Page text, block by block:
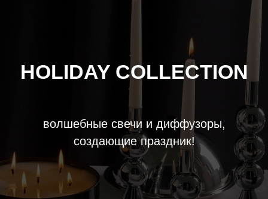
HOLIDAY COLLECTION
волшебные свечи и диффузоры,
создающие праздник!